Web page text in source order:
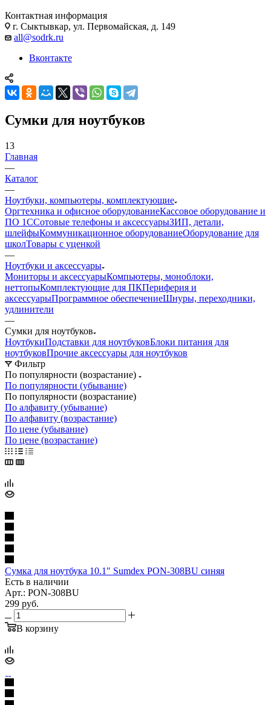
Контактная информация
г. Сыктывкар, ул. Первомайская, д. 149
all@sodrk.ru
Вконтакте
Сумки для ноутбуков
13
Главная
—
Каталог
—
Ноутбуки, компьютеры, комплектующие
Оргтехника и офисное оборудованиеКассовое оборудование и
ПО 1ССотовые телефоны и аксессуарыЗИП, детали,
шлейфыКоммуникационное оборудованиеОборудование для
школТовары с уценкой
—
Ноутбуки и аксессуары
Мониторы и аксессуарыКомпьютеры, моноблоки,
неттопыКомплектующие для ПКПериферия и
аксессуарыПрограммное обеспечениеШнуры, переходники,
удлинители
—
Сумки для ноутбуков
НоутбукиПодставки для ноутбуковБлоки питания для
ноутбуковПрочие аксессуары для ноутбуков
Фильтр
По популярности (возрастание)
По популярности (убывание)
По популярности (возрастание)
По алфавиту (убывание)
По алфавиту (возрастание)
По цене (убывание)
По цене (возрастание)
Сумка для ноутбука 10.1" Sumdex PON-308BU синяя
Есть в наличии
Арт.: PON-308BU
299 руб.
В корзину